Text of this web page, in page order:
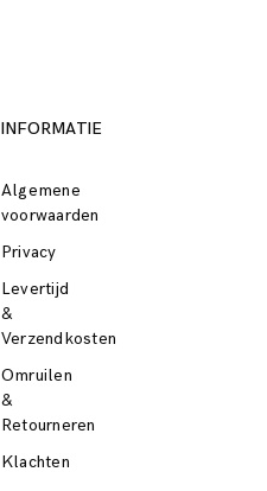
INFORMATIE
Algemene
voorwaarden
Privacy
Levertijd
&
Verzendkosten
Omruilen
&
Retourneren
Klachten